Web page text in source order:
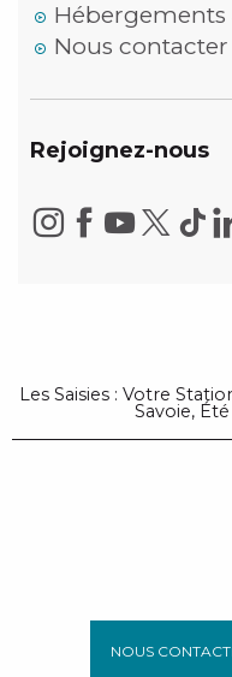
Hébergements
Nous contacter
Rejoignez-nous
Les Saisies : Votre
Savoie,
NOUS